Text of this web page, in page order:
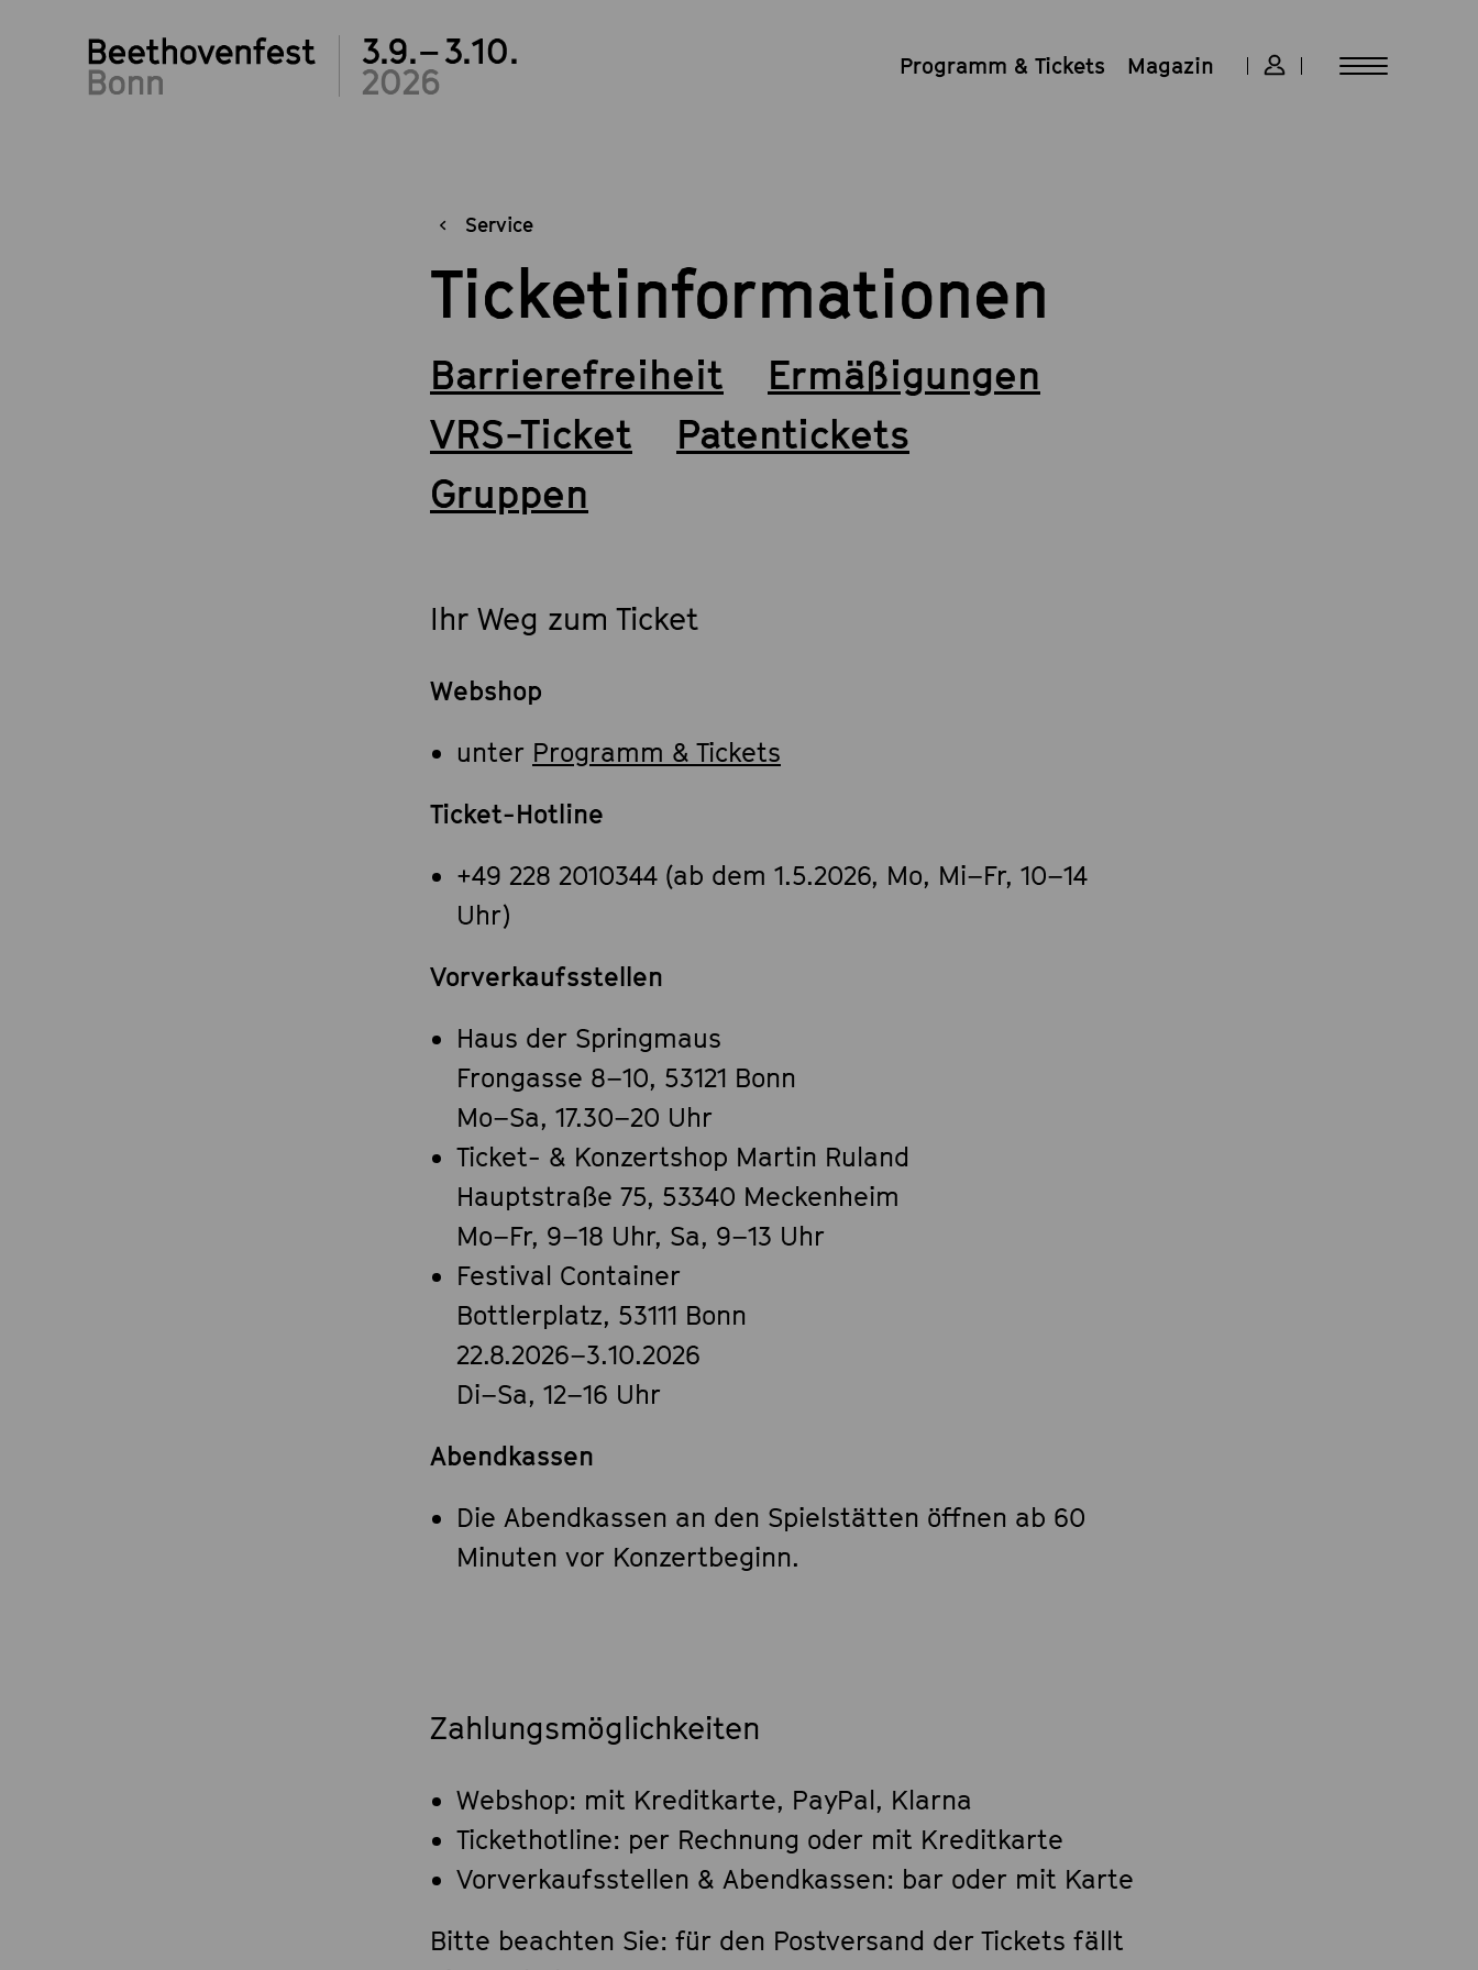
3.9.– 3.10.
2026 Programm & Tickets Magazin
Service
Ticketinformationen
Barrierefreiheit
Ermäßigungen
VRS-Ticket
Patentickets
Gruppen
Ihr Weg zum Ticket
Webshop
unter Programm & Tickets
Ticket-Hotline
+49 228 2010344 (ab dem 1.5.2026, Mo, Mi–Fr, 10–14
Uhr)
Vorverkaufsstellen
Haus der Springmaus
Frongasse 8–10, 53121 Bonn
Mo–Sa, 17.30–20 Uhr
Ticket- & Konzertshop Martin Ruland
Hauptstraße 75, 53340 Meckenheim
Mo–Fr, 9–18 Uhr, Sa, 9–13 Uhr
Festival Container
Bottlerplatz, 53111 Bonn
22.8.2026–3.10.2026
Di–Sa, 12–16 Uhr
Abendkassen
Die Abendkassen an den Spielstätten öffnen ab 60
Minuten vor Konzertbeginn.
Zahlungsmöglichkeiten
Webshop: mit Kreditkarte, PayPal, Klarna
Tickethotline: per Rechnung oder mit Kreditkarte
Vorverkaufsstellen & Abendkassen: bar oder mit Karte
Bitte beachten Sie: für den Postversand der Tickets fällt